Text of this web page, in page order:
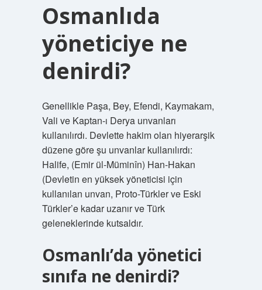
Osmanlıda
yöneticiye ne
denirdi?
Genellikle Paşa, Bey, Efendi, Kaymakam,
Vali ve Kaptan-ı Derya unvanları
kullanılırdı. Devlette hakim olan hiyerarşik
düzene göre şu unvanlar kullanılırdı:
Halife, (Emir ül-Müminîn) Han-Hakan
(Devletin en yüksek yöneticisi için
kullanılan unvan, Proto-Türkler ve Eski
Türkler’e kadar uzanır ve Türk
geleneklerinde kutsaldır.
Osmanlı’da yönetici
sınıfa ne denirdi?